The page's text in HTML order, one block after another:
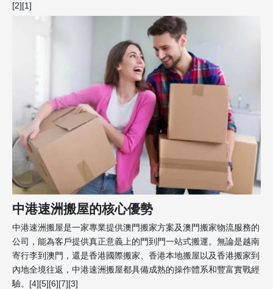
[2][1]
中港速洲搬屋的核心優勢
中港速洲搬屋是一家專業提供澳門搬家方案及澳門搬家物流服務的
公司，能為客戶提供真正意義上的門到門一站式搬運。無論是越南
寄行李到澳門，還是香港國際搬家、香港本地搬屋以及香港搬家到
內地全境往返，中港速洲搬屋都具備成熟的操作體系和豐富實戰經
驗。[4][5][6][7][3]